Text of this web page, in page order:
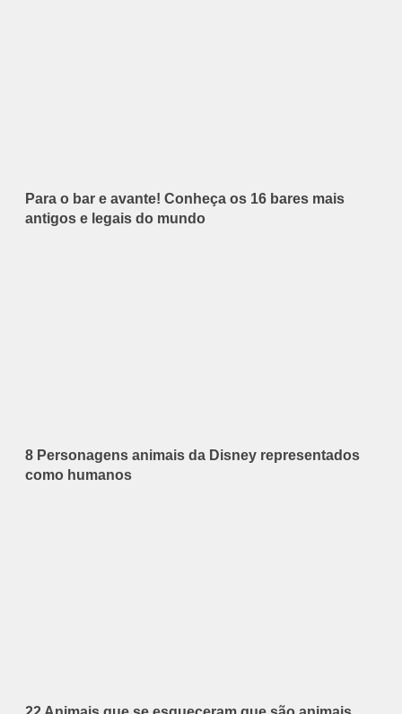
Para o bar e avante! Conheça os 16 bares mais
antigos e legais do mundo
8 Personagens animais da Disney representados
como humanos